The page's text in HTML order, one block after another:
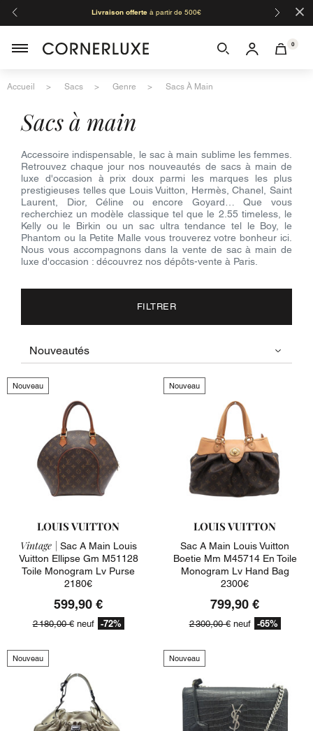
Livraison offerteà partir de 500€ ×
0
Accueil Sacs Genre Sacs À Main
sacs à main
Accessoire indispensable, le sac à main sublime les femmes.
Retrouvez chaque jour nos nouveautés de sacs à main de
luxe d'occasion à prix doux parmi les marques les plus
prestigieuses telles que Louis Vuitton, Hermès, Chanel, Saint
Laurent, Dior, Céline ou encore Goyard… Que vous
recherchiez un modèle classique tel que le 2.55 timeless, le
Kelly ou le Birkin ou un sac ultra tendance tel le Boy, le
Phantom ou la Petite Malle vous trouverez votre bonheur ici.
Nous vous accompagnons dans la vente de sac à main de
luxe d'occasion : découvrez nos dépôts-vente à Paris.
FILTRER
Nouveau
LOUIS VUITTON
Vintage | Sac A Main Louis
Vuitton Ellipse Gm M51128
Toile Monogram Lv Purse
2180€
599,90 €
2 180,00 €neuf -72%
Nouveau
LOUIS VUITTON
Sac A Main Louis Vuitton
Boetie Mm M45714 En Toile
Monogram Lv Hand Bag
2300€
799,90 €
2 300,00 €neuf -65%
Nouveau Nouveau